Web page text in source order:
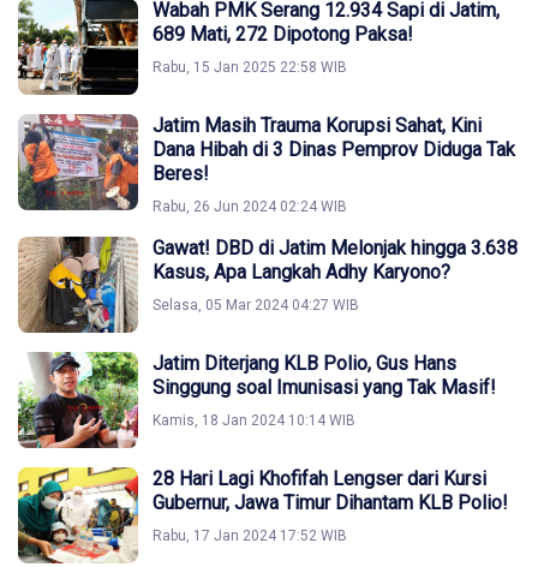
Wabah PMK Serang 12.934 Sapi di Jatim,
689 Mati, 272 Dipotong Paksa!
Rabu, 15 Jan 2025 22:58 WIB
Jatim Masih Trauma Korupsi Sahat, Kini
Dana Hibah di 3 Dinas Pemprov Diduga Tak
Beres!
Rabu, 26 Jun 2024 02:24 WIB
Gawat! DBD di Jatim Melonjak hingga 3.638
Kasus, Apa Langkah Adhy Karyono?
Selasa, 05 Mar 2024 04:27 WIB
Jatim Diterjang KLB Polio, Gus Hans
Singgung soal Imunisasi yang Tak Masif!
Kamis, 18 Jan 2024 10:14 WIB
28 Hari Lagi Khofifah Lengser dari Kursi
Gubernur, Jawa Timur Dihantam KLB Polio!
Rabu, 17 Jan 2024 17:52 WIB